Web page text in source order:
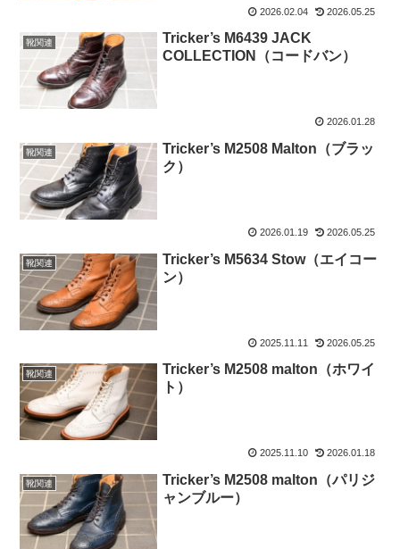
2026.02.04 2026.05.25
靴関連
Tricker’s M6439 JACK
COLLECTION（コードバン）
2026.01.28
靴関連
Tricker’s M2508 Malton（ブラッ
ク）
2026.01.19 2026.05.25
靴関連
Tricker’s M5634 Stow（エイコー
ン）
2025.11.11 2026.05.25
靴関連
Tricker’s M2508 malton（ホワイ
ト）
2025.11.10 2026.01.18
靴関連
Tricker’s M2508 malton（パリジ
ャンブルー）